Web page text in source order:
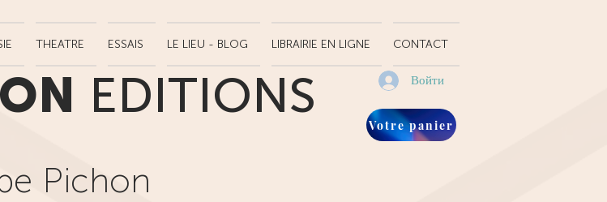
THEATRE ESSAIS LE LIEU - BLOG LIBRAIRIE EN LIGNE CONTACT
EDITIONS Войти
Votre panier
Pichon